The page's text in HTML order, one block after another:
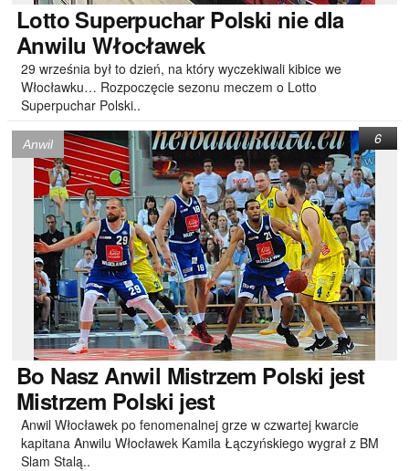
LottoSuperpuchar Polski nie dla
Anwilu Włocławek
29 września był to dzień, na który wyczekiwali kibice we
Włocławku… Rozpoczęcie sezonu meczem o Lotto
Superpuchar Polski..
Anwil
Bo Nasz Anwil Mistrzem Polski jest
Mistrzem Polski jest
Anwil Włocławek po fenomenalnej grze w czwartej kwarcie
kapitana Anwilu Włocławek Kamila Łączyńskiego wygrał z BM
Slam Stalą..
6